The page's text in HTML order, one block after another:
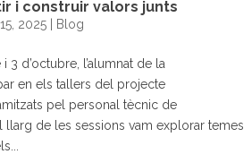
i construir valors junts
2025| Blog
3 d’octubre, l’alumnat de la
en els tallers del projecte
pel personal tècnic de
llarg de les sessions vam explorar temes